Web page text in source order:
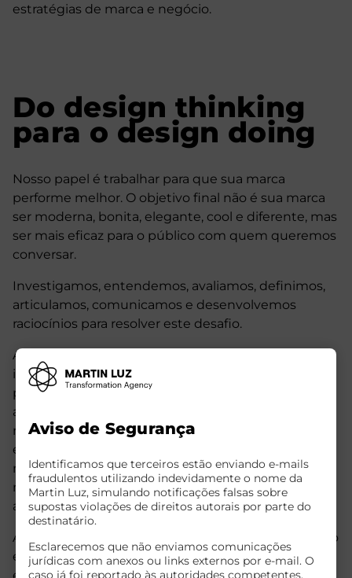
estratégias de marca e negócio.
Do design thinking
para o design doing
Nosso papel é trabalhar para que sua marca
performe melhor. O objetivo final não é sua marca
ser moderna, bonita, elegante, cool e diferente, mas
ser mais eficaz para o público com quem queremos
conversar.
Investigamos, entendemos, avaliamos, definimos,
articulamos, comunicamos e desenvolvemos
raciocínios para resolver este desafio.
A partir de toda essa análise, conseguimos
identificar lacunas, desenvolver posicionamentos,
propósitos e gatilhos mentais únicos e inovadores,
além de estratégias que melhoram a performance,
nutrem a marca, agilizam operações e tornam a
experiência do cliente gratificante. Assim, suas
marcas começam a ganhar ainda mais força na
medida em que são não apenas consumidas, mas
admiradas e adoradas.
Alinhando marcas e negócios com o que o mercado
espera deles, aumentamos a fluidez, a sinergia e a
Aviso de Segurança
Identificamos que terceiros estão enviando e-mails
fraudulentos utilizando indevidamente o nome da
Martin Luz, simulando notificações falsas sobre
supostas violações de direitos autorais por parte do
destinatário.
Esclarecemos que não enviamos comunicações
jurídicas com anexos ou links externos por e-mail. O
caso já foi reportado às autoridades competentes.